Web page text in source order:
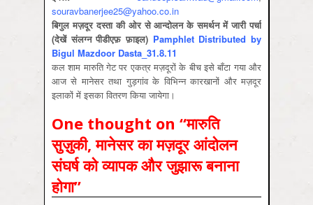
souravbanerjee25@yahoo.co.in
बिगुल मज़दूर दस्‍ता की ओर से आन्‍दोलन के समर्थन में जारी पर्चा
(देखें संलग्‍न पीडीएफ़ फ़ाइल) Pamphlet Distributed by
Bigul Mazdoor Dasta_31.8.11
कल शाम मारुति गेट पर एकत्र मज़दूरों के बीच इसे बाँटा गया और
आज से मानेसर तथा गुड़गांव के विभिन्‍न कारखानों और मज़दूर
इलाकों में इसका वितरण किया जायेगा।
One thought on “मारुति
सुज़ुकी, मानेसर का मज़दूर आंदोलन
संघर्ष को व्‍यापक और जुझारू बनाना
होगा”